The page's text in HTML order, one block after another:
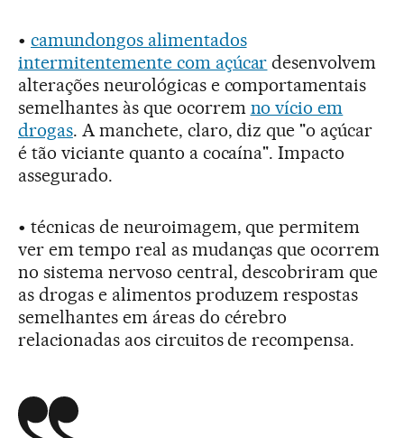
• camundongos alimentados
intermitentemente com açúcar desenvolvem
alterações neurológicas e comportamentais
semelhantes às que ocorrem no vício em
drogas. A manchete, claro, diz que "o açúcar
é tão viciante quanto a cocaína". Impacto
assegurado.
• técnicas de neuroimagem, que permitem
ver em tempo real as mudanças que ocorrem
no sistema nervoso central, descobriram que
as drogas e alimentos produzem respostas
semelhantes em áreas do cérebro
relacionadas aos circuitos de recompensa.